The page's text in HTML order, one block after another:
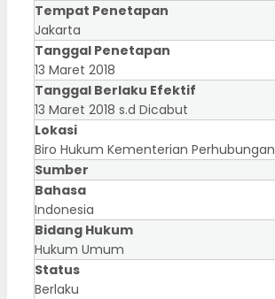
Tempat Penetapan
Jakarta
Tanggal Penetapan
13 Maret 2018
Tanggal Berlaku Efektif
13 Maret 2018 s.d Dicabut
Lokasi
Biro Hukum Kementerian Perhubungan
Sumber
Bahasa
Indonesia
Bidang Hukum
Hukum Umum
Status
Berlaku